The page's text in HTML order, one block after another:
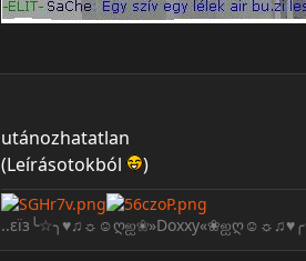
utánozhatatlan
(Leírásotokból
)